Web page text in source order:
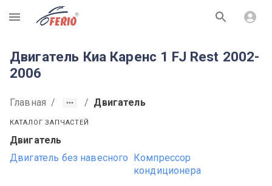
R
Двигатель Киа Каренс 1 FJ Rest 2002-
2006
Главная / / Двигатель
КАТАЛОГ ЗАПЧАСТЕЙ
Двигатель
Двигатель без навесного Компрессор
кондиционера